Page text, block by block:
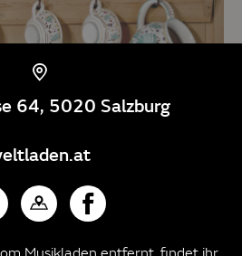
64, 5020 Salzburg
Musikladen entfernt, findet ihr